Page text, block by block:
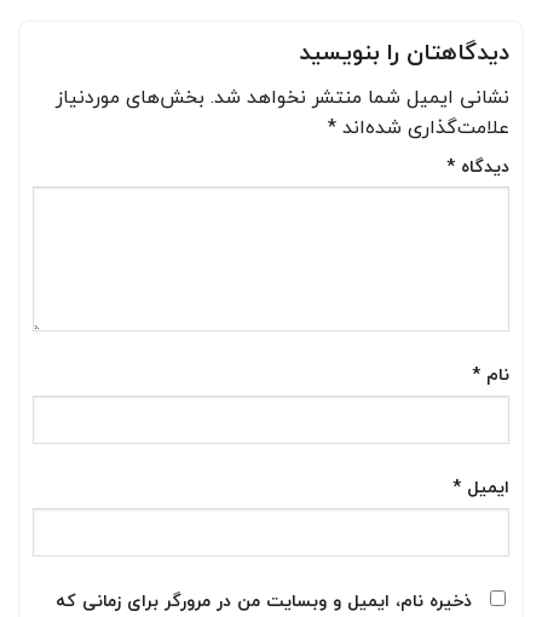
دیدگاهتان را بنویسید
نشانی ایمیل شما منتشر نخواهد شد. بخش‌های موردنیاز
علامت‌گذاری شده‌اند*
دیدگاه *
نام *
ایمیل *
ذخیره نام، ایمیل و وبسایت من در مرورگر برای زمانی که